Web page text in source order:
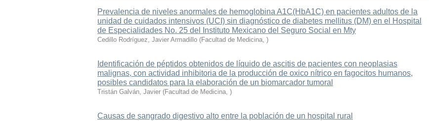
Prevalencia de niveles anormales de hemoglobina A1C(HbA1C) en pacientes adultos de la
unidad de cuidados intensivos (UCI) sin diagnóstico de diabetes mellitus (DM) en el Hospital
de Especialidades No. 25 del Instituto Mexicano del Seguro Social en Mty
Cedillo Rodríguez, Javier Armadillo (Facultad de Medicina, )
Identificación de péptidos obtenidos de líquido de ascitis de pacientes con neoplasias
malignas, con actividad inhibitoria de la producción de oxico nítrico en fagocitos humanos,
posibles candidatos para la elaboración de un biomarcador tumoral
Tristán Galván, Javier (Facultad de Medicina, )
Causas de sangrado digestivo alto entre la población de un hospital rural